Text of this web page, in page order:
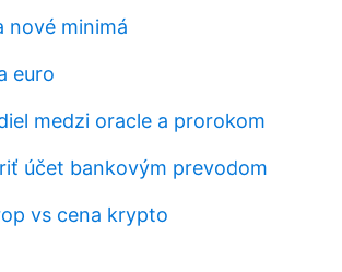
nové minimá
euro
medzi oracle a prorokom
účet bankovým prevodom
vs cena krypto